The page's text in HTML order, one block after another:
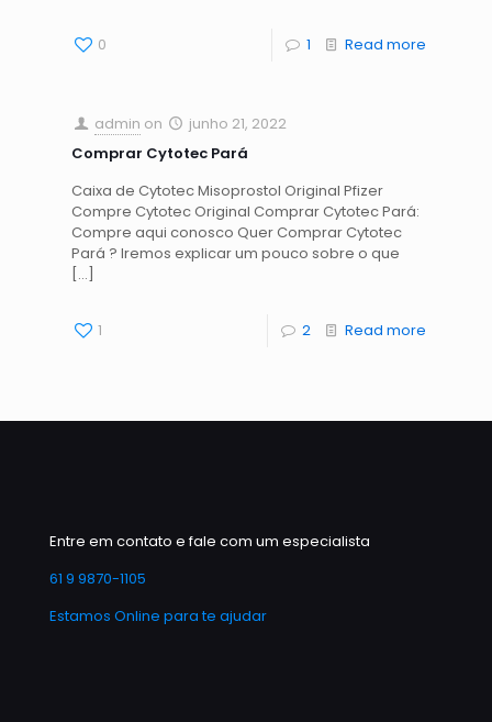
0 1 Read more
admin on
junho 21, 2022
Comprar Cytotec Pará
Caixa de Cytotec Misoprostol Original Pfizer
Compre Cytotec Original Comprar Cytotec Pará:
Compre aqui conosco Quer Comprar Cytotec
Pará ? Iremos explicar um pouco sobre o que
[…]
1 2 Read more
Entre em contato e fale com um especialista
61 9 9870-1105
Estamos Online para te ajudar